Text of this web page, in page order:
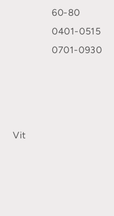
60-80
0401-0515
0701-0930
Vit